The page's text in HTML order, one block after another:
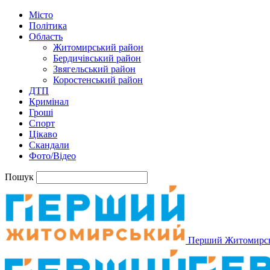
Місто
Політика
Область
Житомирський район
Бердичівський район
Звягельський район
Коростенський район
ДТП
Кримінал
Гроші
Спорт
Цікаво
Скандали
Фото/Відео
Пошук
Перший